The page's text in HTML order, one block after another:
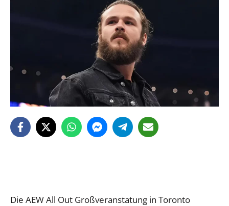
Die AEW All Out Großveranstatung in Toronto